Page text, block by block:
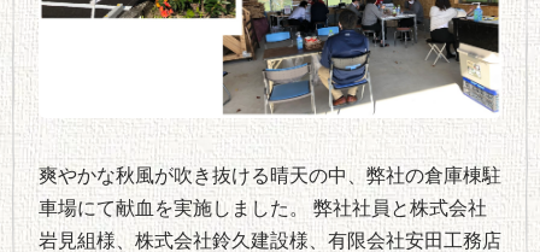
爽やかな秋風が吹き抜ける晴天の中、弊社の倉庫棟駐
車場にて献血を実施しました。 弊社社員と株式会社
岩見組様、株式会社鈴久建設様、有限会社安田工務店